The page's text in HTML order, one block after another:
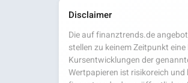
Disclaimer
Die auf finanztrends.de
stellen zu keinem Zeitpunkt
Kursentwicklungen der
Wertpapieren ist risikoreich